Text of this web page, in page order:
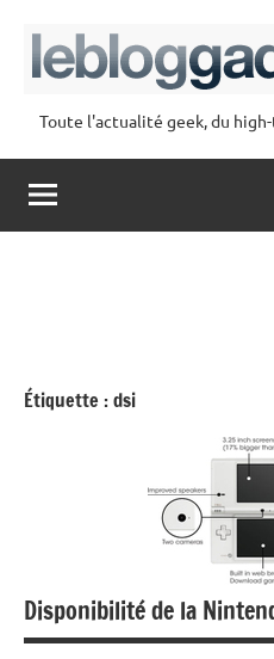
contenu
lebloggadget
Toute l'actualité geek, du
Étiquette :dsi
Disponibilité de la